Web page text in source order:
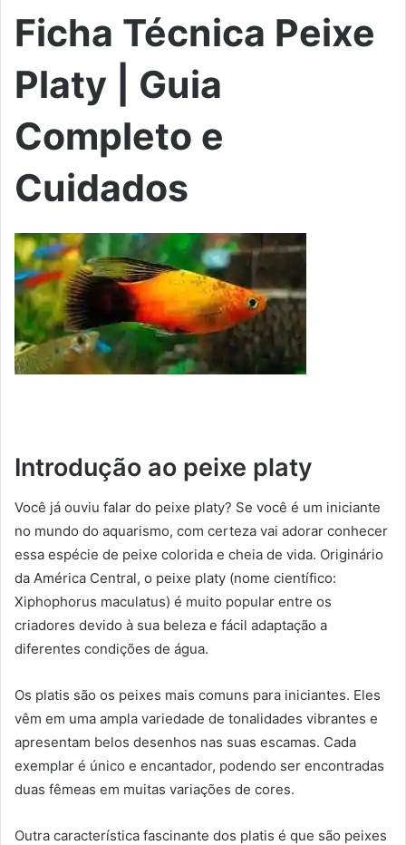
Ficha Técnica Peixe
Platy | Guia
Completo e
Cuidados
Introdução ao peixe platy
Você já ouviu falar do peixe platy? Se você é um iniciante
no mundo do aquarismo, com certeza vai adorar conhecer
essa espécie de peixe colorida e cheia de vida. Originário
da América Central, o peixe platy (nome científico:
Xiphophorus maculatus) é muito popular entre os
criadores devido à sua beleza e fácil adaptação a
diferentes condições de água.
Os platis são os peixes mais comuns para iniciantes. Eles
vêm em uma ampla variedade de tonalidades vibrantes e
apresentam belos desenhos nas suas escamas. Cada
exemplar é único e encantador, podendo ser encontradas
duas fêmeas em muitas variações de cores.
Outra característica fascinante dos platis é que são peixes